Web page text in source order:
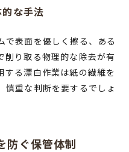
な手法
で表面を優しく擦る、ある
削り取る物理的な除去が有
する漂白作業は紙の繊維を
慎重な判断を要するでしょ
防ぐ保管体制